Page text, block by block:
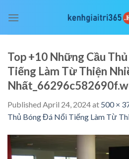
Top +10 Những Cầu
Tiếng Làm Từ Thiện
Published April 24, 2024at 500 ×
Thủ Bóng Đá Nổi Tiếng Làm Từ